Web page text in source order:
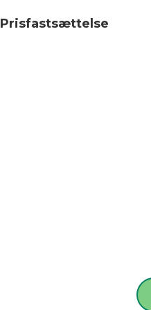
Prisfastsættelse